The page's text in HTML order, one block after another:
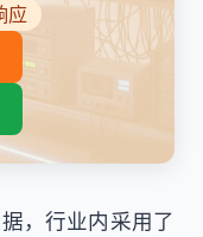
应
，行业内采用了